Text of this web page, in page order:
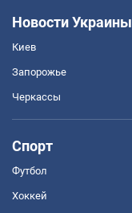
Новости Украины
Киев
Запорожье
Черкассы
Спорт
Футбол
Хоккей